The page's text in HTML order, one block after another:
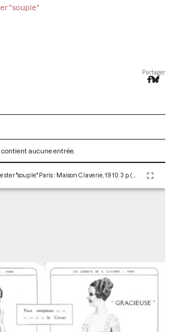
"souple"
Partager
aucune entrée.